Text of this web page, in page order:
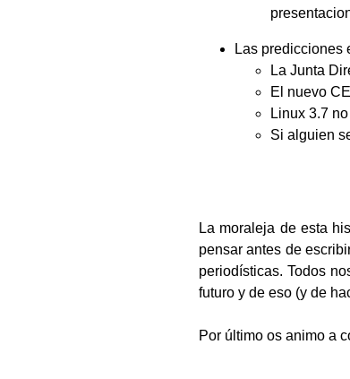
Las predicciones
La Junta
El nuevo
Linux 3.7
Si alguien
La moraleja de esta
pensar antes de
periodísticas. Todos
futuro y de eso (y de
Por último os animo a